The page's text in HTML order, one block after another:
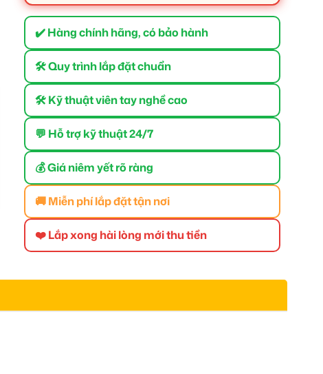
✔️ Hàng chính hãng, có bảo hành
🛠 Quy trình lắp đặt chuẩn
🛠 Kỹ thuật viên tay nghề cao
💬 Hỗ trợ kỹ thuật 24/7
💰 Giá niêm yết rõ ràng
🚚 Miễn phí lắp đặt tận nơi
❤️ Lắp xong hài lòng mới thu tiền